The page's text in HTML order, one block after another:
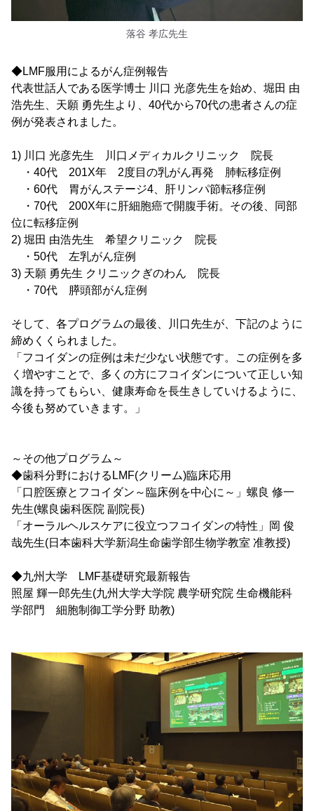
落谷 孝広先生
◆LMF服用によるがん症例報告
代表世話人である医学博士 川口 光彦先生を始め、堀田 由
浩先生、天願 勇先生より、40代から70代の患者さんの症
例が発表されました。
1) 川口 光彦先生 川口メディカルクリニック 院長
・40代 201X年 2度目の乳がん再発 肺転移症例
・60代 胃がんステージ4、肝リンパ節転移症例
・70代 200X年に肝細胞癌で開腹手術。その後、同部
位に転移症例
2) 堀田 由浩先生 希望クリニック 院長
・50代 左乳がん症例
3) 天願 勇先生 クリニックぎのわん 院長
・70代 膵頭部がん症例
そして、各プログラムの最後、川口先生が、下記のように
締めくくられました。
「フコイダンの症例は未だ少ない状態です。この症例を多
く増やすことで、多くの方にフコイダンについて正しい知
識を持ってもらい、健康寿命を長生きしていけるように、
今後も努めていきます。」
～その他プログラム～
◆歯科分野におけるLMF(クリーム)臨床応用
「口腔医療とフコイダン～臨床例を中心に～」螺良 修一
先生(螺良歯科医院 副院長)
「オーラルヘルスケアに役立つフコイダンの特性」岡 俊
哉先生(日本歯科大学新潟生命歯学部生物学教室 准教授)
◆九州大学 LMF基礎研究最新報告
照屋 輝一郎先生(九州大学大学院 農学研究院 生命機能科
学部門 細胞制御工学分野 助教)